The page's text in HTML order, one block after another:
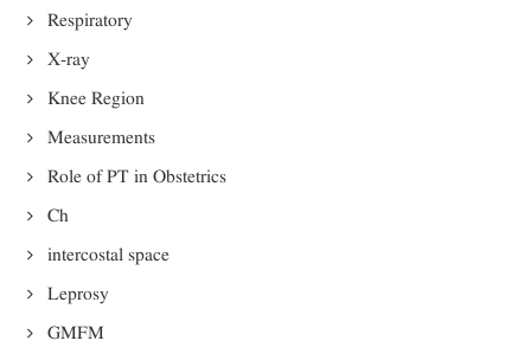
Respiratory
X-ray
Knee Region
Measurements
Role of PT in Obstetrics
Ch
intercostal space
Leprosy
GMFM